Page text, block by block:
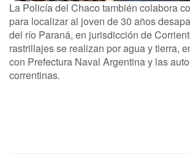
La Policía del Chaco también colabora
para localizar al joven de 30 años
del río Paraná, en jurisdicción de
rastrillajes se realizan por agua y tierra,
con Prefectura Naval Argentina y las
correntinas.